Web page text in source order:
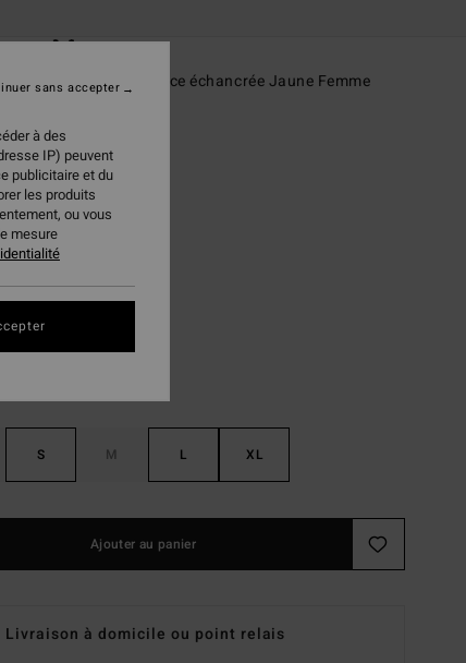
Maya
de bain à couvrance échancrée Jaune Femme
50%
S M L XL
Ajouter au panier
Livraison à domicile ou point relais
à des
IP) peuvent
publicitaire et du
les produits
ou vous
mesure
sans accepter